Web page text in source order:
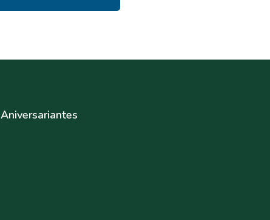
Aniversariantes